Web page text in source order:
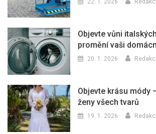
22. 1. 2026
Objevte vůni
promění vaši
20. 1. 2026
Objevte krásu módy
ženy všech tvarů
19. 1. 2026